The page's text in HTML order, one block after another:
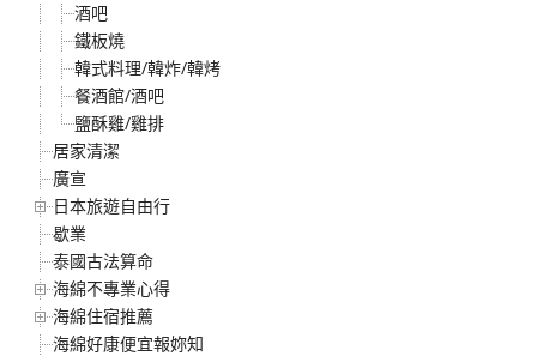
酒吧
鐵板燒
韓式料理/韓炸/韓烤
餐酒館/酒吧
鹽酥雞/雞排
居家清潔
廣宣
日本旅遊自由行
歇業
泰國古法算命
海綿不專業心得
海綿住宿推薦
海綿好康便宜報妳知